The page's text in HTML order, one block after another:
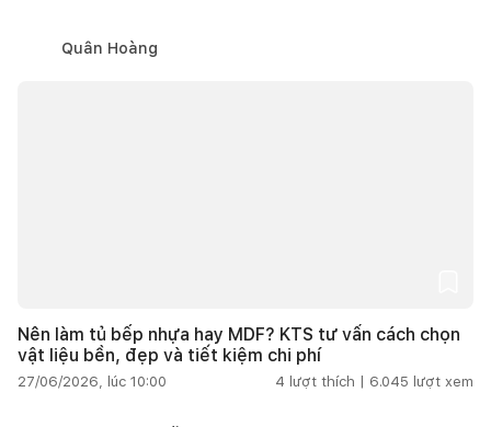
Quân Hoàng
Nên làm tủ bếp nhựa hay MDF? KTS tư vấn cách chọn
vật liệu bền, đẹp và tiết kiệm chi phí
27/06/2026, lúc 10:00 4 lượt thích | 6.045 lượt xem